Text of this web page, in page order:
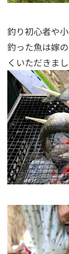
釣り初心者や
釣った魚は嫁
くいただきまし